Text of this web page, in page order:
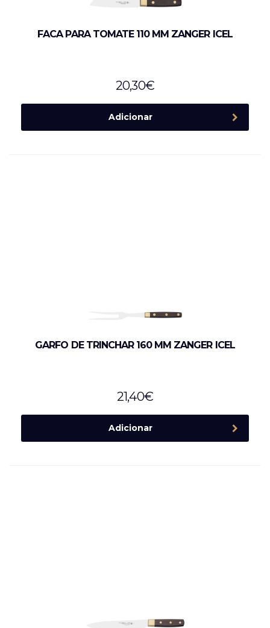
FACA PARA TOMATE 110 MM ZANGER ICEL
20,30€
Adicionar
GARFO DE TRINCHAR 160 MM ZANGER ICEL
21,40€
Adicionar